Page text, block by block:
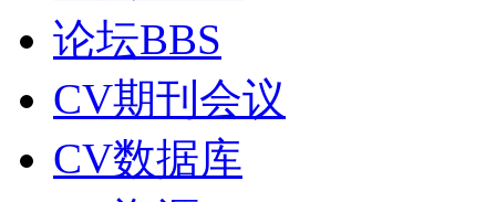
论坛BBS
CV期刊会议
CV数据库